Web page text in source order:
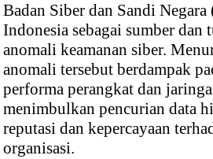
Badan Siber dan Sandi
Indonesia sebagai sumber dan
anomali keamanan siber.
anomali tersebut berdampak
performa perangkat dan
menimbulkan pencurian data
reputasi dan kepercayaan
organisasi.